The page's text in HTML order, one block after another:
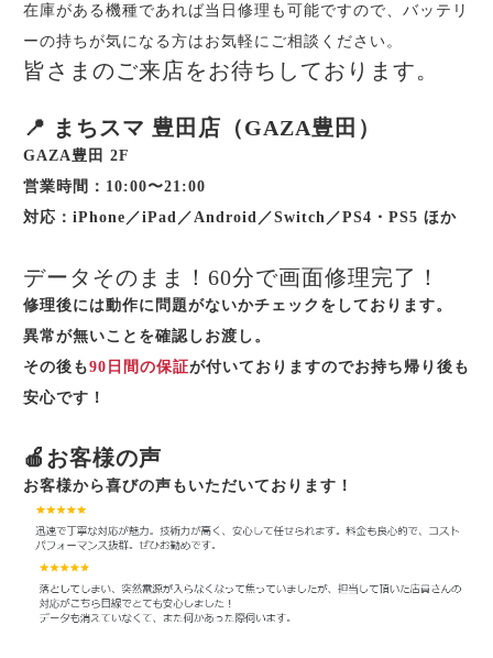
在庫がある機種であれば当日修理も可能ですので、バッテリ
ーの持ちが気になる方はお気軽にご相談ください。
皆さまのご来店をお待ちしております。
📍 まちスマ 豊田店（GAZA豊田）
GAZA豊田 2F
営業時間：10:00〜21:00
対応：iPhone／iPad／Android／Switch／PS4・PS5 ほか
データそのまま！60分で画面修理完了！
修理後には動作に問題がないかチェックをしております。
異常が無いことを確認しお渡し。
その後も90日間の保証が付いておりますのでお持ち帰り後も
安心です！
🍎お客様の声
お客様から喜びの声もいただいております！